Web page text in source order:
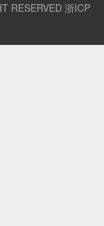
RESERVED浙ICP